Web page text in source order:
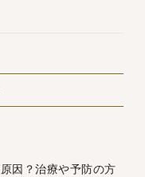
因？治療や予防の方